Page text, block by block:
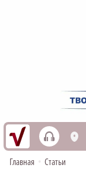
h L
Главная • Статьи